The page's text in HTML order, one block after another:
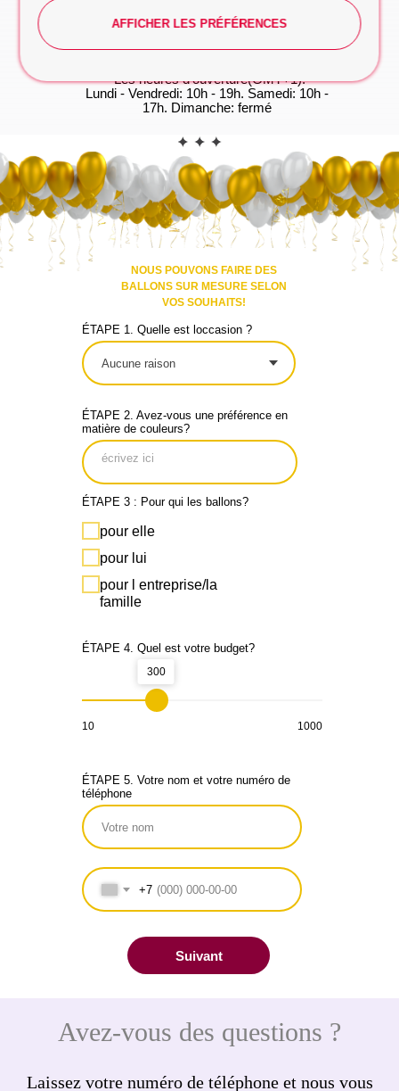
*Les heures d'ouverture(GMT+1):
Lundi - Vendredi: 10h - 19h. Samedi: 10h -
17h. Dimanche: fermé
CONTACT
WHATSAPP
NOUS POUVONS FAIRE DES
BALLONS SUR MESURE SELON
VOS SOUHAITS!
ÉTAPE 1. Quelle est loccasion ?
ÉTAPE 2. Avez-vous une préférence en
matière de couleurs?
ÉTAPE 3 : Pour qui les ballons?
pour elle
pour lui
pour l entreprise/la
famille
ÉTAPE 4. Quel est votre budget?
300
10 1000
ÉTAPE 5. Votre nom et votre numéro de
téléphone
+7
Suivant
Avez-vous des questions ?
Laissez votre numéro de téléphone et nous vous
AFFICHER LES PRÉFÉRENCES